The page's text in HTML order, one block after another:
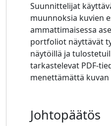
Suunnittelijat
muunnoksia kuvien
ammattimaisessa
portfoliot näyttävät
näytöillä ja
tarkastelevat PDF-
menettämättä
Johtopäätös